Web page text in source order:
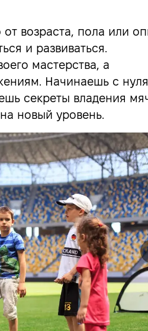
возраста, пола или
и развиваться.
мастерства, а
Начинаешь с нуля
секреты владения
новый уровень.